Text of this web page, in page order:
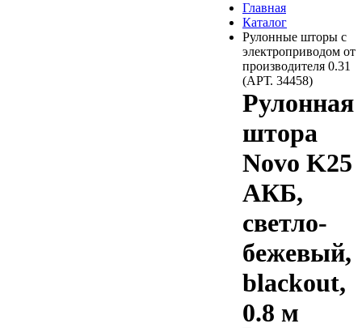
Главная
Каталог
Рулонные шторы с
электроприводом от
производителя 0.31
(АРТ. 34458)
Рулонная
штора
Novo K25
АКБ,
светло-
бежевый,
blackout,
0.8 м